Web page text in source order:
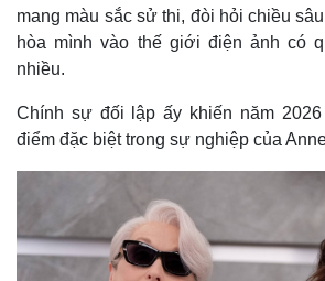
Thế giới
Quan sát
Cuộc sống đó đây
Video
Ảnh
mang màu sắc sử thi, đòi hỏi chiều
hòa mình vào thế giới điện ảnh có
nhiều.
Chính sự đối lập ấy khiến năm
điểm đặc biệt trong sự nghiệp của